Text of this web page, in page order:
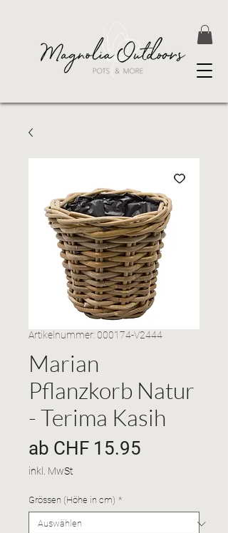
Artikelnummer: 000174-V2444
Marian
Pflanzkorb Natur
- Terima Kasih
ab CHF 15.95
inkl. MwSt
Grössen (Höhe in cm) *